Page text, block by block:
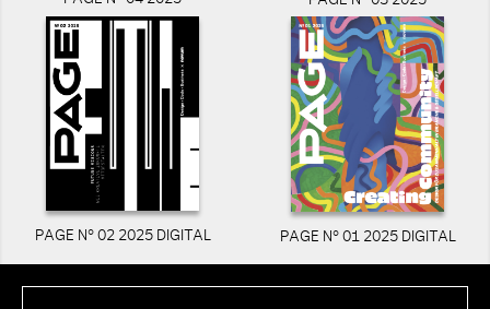
PAGE N° 02 2025 DIGITAL PAGE N° 01 2025 DIGITAL